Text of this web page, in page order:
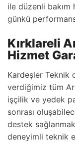
ile düzenli bakım
günkü
Kırklareli
Hizmet
Kardeşler Teknik
verdiğimiz tüm
işçilik ve yedek
sonrası
destek
deneyimli teknik